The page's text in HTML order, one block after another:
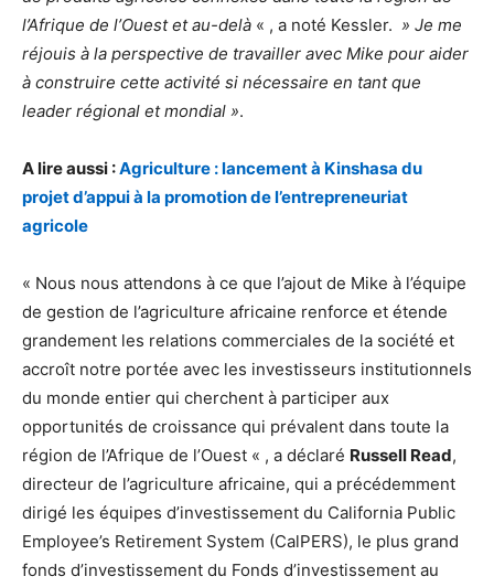
l’Afrique de l’Ouest et au-delà « , a noté Kessler. » Je me
réjouis à la perspective de travailler avec Mike pour aider
à construire cette activité si nécessaire en tant que
leader régional et mondial ».
A lire aussi :Agriculture : lancement à Kinshasa du
projet d’appui à la promotion de l’entrepreneuriat
agricole
« Nous nous attendons à ce que l’ajout de Mike à l’équipe
de gestion de l’agriculture africaine renforce et étende
grandement les relations commerciales de la société et
accroît notre portée avec les investisseurs institutionnels
du monde entier qui cherchent à participer aux
opportunités de croissance qui prévalent dans toute la
région de l’Afrique de l’Ouest « , a déclaré Russell Read,
directeur de l’agriculture africaine, qui a précédemment
dirigé les équipes d’investissement du California Public
Employee’s Retirement System (CalPERS), le plus grand
fonds d’investissement du Fonds d’investissement au